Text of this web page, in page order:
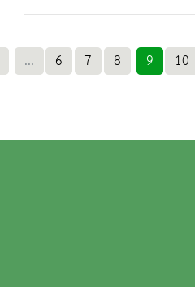
... 6 7 8 9 10